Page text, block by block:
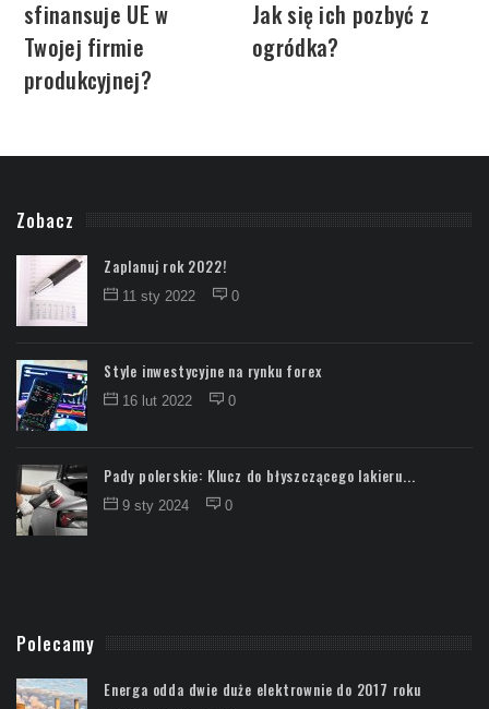
sfinansuje UE w
Twojej firmie
produkcyjnej?
Jak się ich pozbyć z
ogródka?
Zobacz
Zaplanuj rok 2022!
11 sty 2022 0
Style inwestycyjne na rynku forex
16 lut 2022 0
Pady polerskie: Klucz do błyszczącego lakieru...
9 sty 2024 0
Polecamy
Energa odda dwie duże elektrownie do 2017 roku